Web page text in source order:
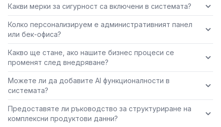
Какви мерки за сигурност са включени в системата?
Колко персонализируем е административният панел
или бек-офиса?
Какво ще стане, ако нашите бизнес процеси се
променят след внедряване?
Можете ли да добавите AI функционалности в
системата?
Предоставяте ли ръководство за структуриране на
комплексни продуктови данни?